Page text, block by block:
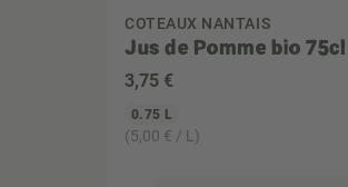
COTEAUX NANTAIS
Jus de Pomme bio 75cl
3,75 €
0.75 L
(5,00 € / L)